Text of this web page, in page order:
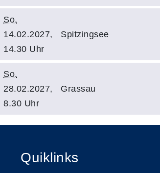
So.
14.02.2027,
14.30 Uhr
Spitzingsee
So.
28.02.2027,
8.30 Uhr
Grassau
Quiklinks